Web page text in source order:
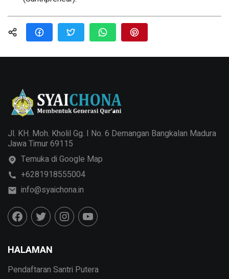
Jl. KH. Moh. Kholil Gg. I No. 6 Demangan Bangkalan Madura
Jawa Timur 69115
Temuka di Google Map
+6281918555004
info@syaichona.in
HALAMAN
Pendaftaran Santri Putera